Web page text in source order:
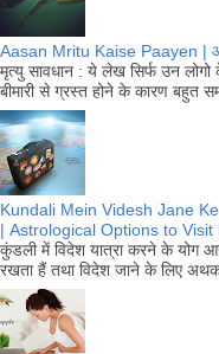
Aasan Mritu Kaise Paayen |
मृत्यु सावधान : ये लेख सिर्फ उन
बीमारी से ग्रस्त होने के कारण बहुत
Kundali Mein Videsh Jane Ke
| Astrological Options to
कुंडली में विदेश यात्रा करने के योग
रखता हैं तथा विदेश जाने के लिए अथक